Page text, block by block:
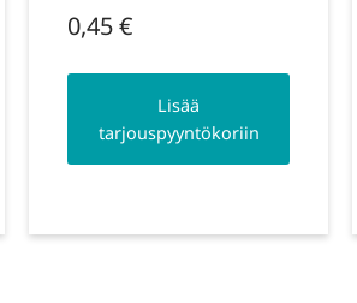
0,45€
Lisää
tarjouspyyntökoriin